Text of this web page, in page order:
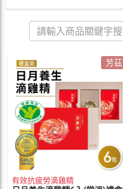
芳茲
有效抗疲勞滴雞精